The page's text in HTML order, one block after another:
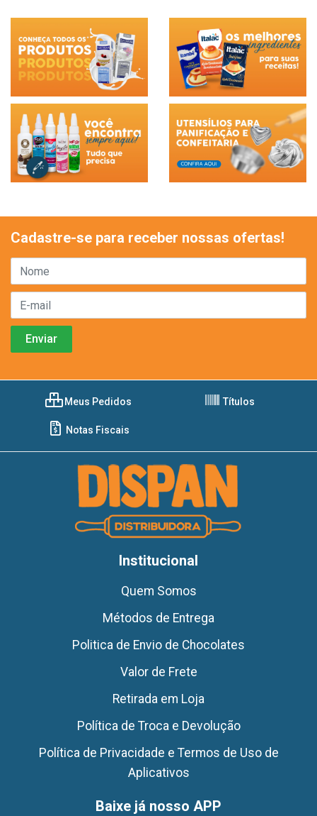
Cadastre-se para receber nossas ofertas!
Meus Pedidos Títulos
Notas Fiscais
Institucional
Quem Somos
Métodos de Entrega
Politica de Envio de Chocolates
Valor de Frete
Retirada em Loja
Política de Troca e Devolução
Política de Privacidade e Termos de Uso de
Aplicativos
Baixe já nosso APP